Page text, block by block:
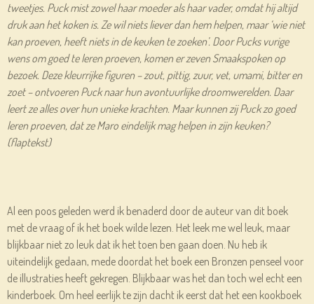
tweetjes. Puck mist zowel haar moeder als haar vader, omdat hij altijd
druk aan het koken is. Ze wil niets liever dan hem helpen, maar ‘wie niet
kan proeven, heeft niets in de keuken te zoeken’. Door Pucks vurige
wens om goed te leren proeven, komen er zeven Smaakspoken op
bezoek. Deze kleurrijke figuren – zout, pittig, zuur, vet, umami, bitter en
zoet – ontvoeren Puck naar hun avontuurlijke droomwerelden. Daar
leert ze alles over hun unieke krachten. Maar kunnen zij Puck zo goed
leren proeven, dat ze Maro eindelijk mag helpen in zijn keuken?
(flaptekst)
Al een poos geleden werd ik benaderd door de auteur van dit boek
met de vraag of ik het boek wilde lezen. Het leek me wel leuk, maar
blijkbaar niet zo leuk dat ik het toen ben gaan doen. Nu heb ik
uiteindelijk gedaan, mede doordat het boek een Bronzen penseel voor
de illustraties heeft gekregen. Blijkbaar was het dan toch wel echt een
kinderboek. Om heel eerlijk te zijn dacht ik eerst dat het een kookboek